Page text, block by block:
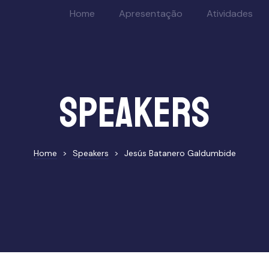
Home Apresentação Atividades
Speakers
Home > Speakers > Jesús Batanero Galdumbide